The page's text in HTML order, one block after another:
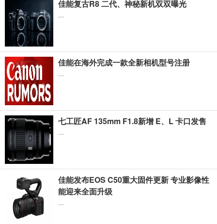
佳能复古R8 二代、神秘新机双双曝光
...
佳能在海外完成一款全新相机型号注册
...
七工匠AF 135mm F1.8新增 E、L 卡口发售
...
佳能发布EOS C50重大固件更新 专业影像性
能迎来全面升级
...